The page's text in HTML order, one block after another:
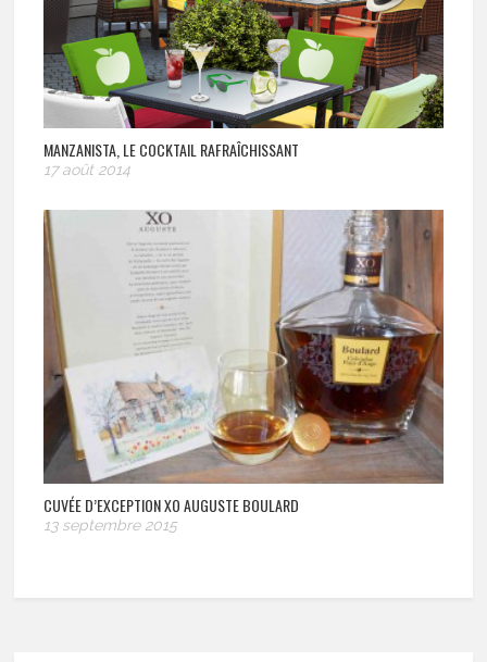
MANZANISTA, LE COCKTAIL RAFRAÎCHISSANT
17 août 2014
CUVÉE D’EXCEPTION XO AUGUSTE BOULARD
13 septembre 2015